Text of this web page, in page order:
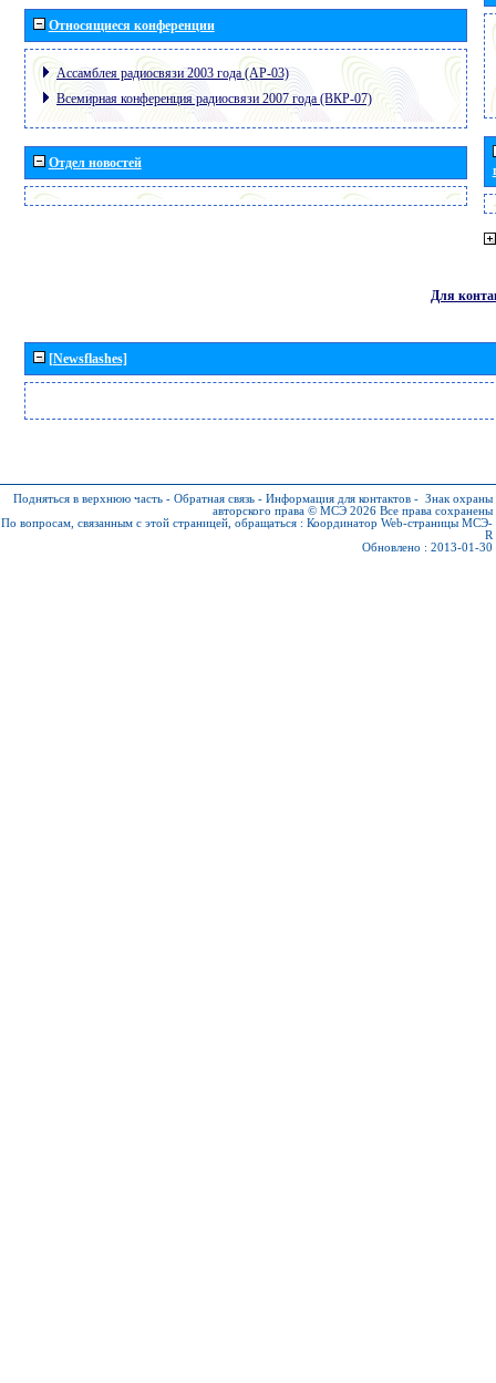
Относящиеся конференции
Ассамблея радиосвязи 2003 года (АР-03)
Всемирная конференция радиосвязи 2007 года (ВКР-07)
Отдел новостей
Для
[Newsflashes]
Подняться в верхнюю часть - Обратная связь - Информация для контактов - Знак охраны
авторского права © МСЭ 2026 Все права сохранены
По вопросам, связанным с этой страницей, обращаться : Координатор Web-страницы МСЭ-
R
Обновлено : 2013-01-30